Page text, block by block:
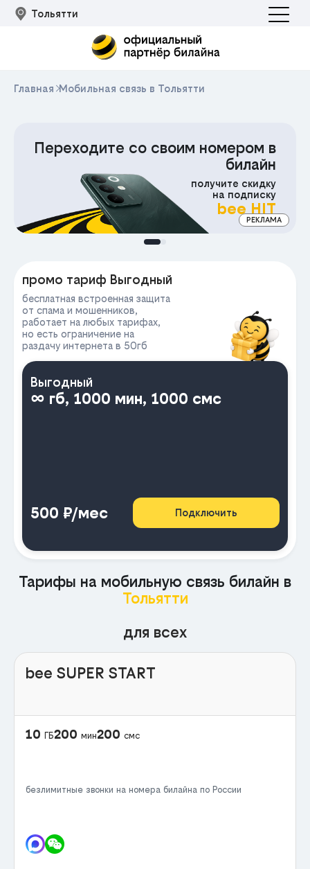
Тольятти
Главная Мобильная связь в Тольятти
Скидка 200₽
на любой тариф
Промокод MOBIDEAL
промо тариф Выгодный
бесплатная встроенная защита
от спама и мошенников,
работает на любых тарифах,
но есть ограничение на
раздачу интернета в 50гб
Выгодный
∞ гб, 1000 мин, 1000 смс
500 ₽/мес Подключить
Тарифы на мобильную связь билайн в
Тольятти
для всех
bee SUPER START
10 ГБ200 мин200 смс
безлимитные звонки на номера билайна по России